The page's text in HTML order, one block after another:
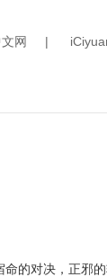
网 |
的对决，正邪